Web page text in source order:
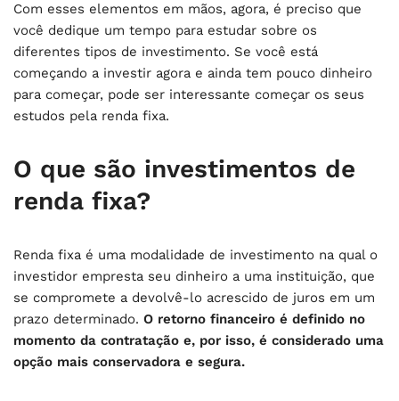
Com esses elementos em mãos, agora, é preciso que
você dedique um tempo para estudar sobre os
diferentes tipos de investimento. Se você está
começando a investir agora e ainda tem pouco dinheiro
para começar, pode ser interessante começar os seus
estudos pela renda fixa.
O que são investimentos de
renda fixa?
Renda fixa é uma modalidade de investimento na qual o
investidor empresta seu dinheiro a uma instituição, que
se compromete a devolvê-lo acrescido de juros em um
prazo determinado. O retorno financeiro é definido no
momento da contratação e, por isso, é considerado uma
opção mais conservadora e segura.